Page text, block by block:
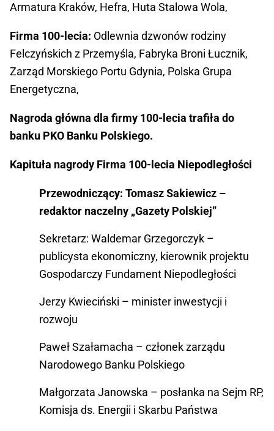
Armatura Kraków, Hefra, Huta Stalowa Wola,
Firma 100-lecia: Odlewnia dzwonów rodziny
Felczyńskich z Przemyśla, Fabryka Broni Łucznik,
Zarząd Morskiego Portu Gdynia, Polska Grupa
Energetyczna,
Nagroda główna dla firmy 100-lecia trafiła do
banku PKO Banku Polskiego.
Kapituła nagrody Firma 100-lecia Niepodległości
Przewodniczący: Tomasz Sakiewicz –
redaktor naczelny „Gazety Polskiej”
Sekretarz: Waldemar Grzegorczyk –
publicysta ekonomiczny, kierownik projektu
Gospodarczy Fundament Niepodległości
Jerzy Kwieciński – minister inwestycji i
rozwoju
Paweł Szałamacha – członek zarządu
Narodowego Banku Polskiego
Małgorzata Janowska – posłanka na Sejm RP,
Komisja ds. Energii i Skarbu Państwa